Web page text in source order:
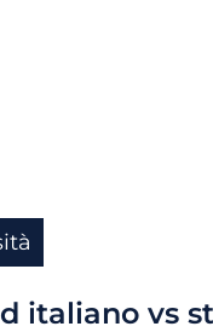
italiano vs